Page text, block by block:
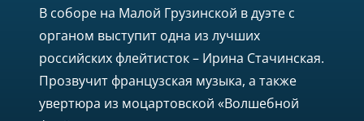
В соборе на Малой Грузинской в дуэте с
органом выступит одна из лучших
российских флейтисток – Ирина Стачинская.
Прозвучит французская музыка, а также
увертюра из моцартовской «Волшебной